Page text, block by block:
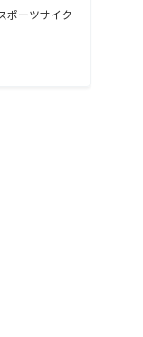
ポーツサイク